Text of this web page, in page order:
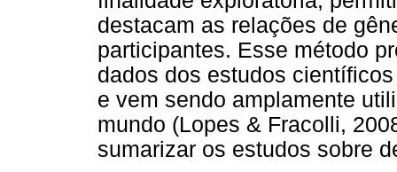
destacam as relações de
participantes. Esse método
dados dos estudos
e vem sendo amplamente
mundo (Lopes & Fracolli,
sumarizar os estudos sobre